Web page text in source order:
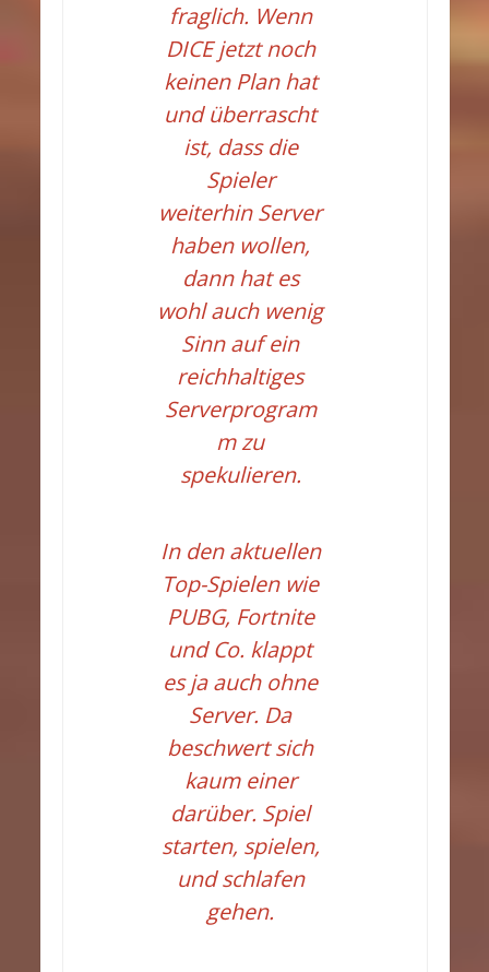
fraglich. Wenn
DICE jetzt noch
keinen Plan hat
und überrascht
ist, dass die
Spieler
weiterhin Server
haben wollen,
dann hat es
wohl auch wenig
Sinn auf ein
reichhaltiges
Serverprogram
m zu
spekulieren.
In den aktuellen
Top-Spielen wie
PUBG, Fortnite
und Co. klappt
es ja auch ohne
Server. Da
beschwert sich
kaum einer
darüber. Spiel
starten, spielen,
und schlafen
gehen.